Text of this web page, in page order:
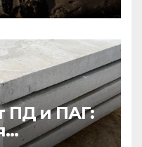
ПД и ПАГ: